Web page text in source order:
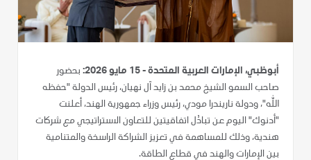
أبوظبي، الإمارات العربية المتحدة - 15 مايو 2026:
بحضور
صاحب السمو الشيخ محمد بن زايد آل نهيان، رئيس الدولة "حفظه
الله"، ودولة ناريندرا مودي، رئيس وزراء جمهورية الهند، أعلنت
"أدنوك" اليوم عن تبادُل اتفاقيتين للتعاون الاستراتيجي مع شركات
هندية، وذلك للمساهمة في تعزيز الشراكة الراسخة والمتنامية
بين الإمارات والهند في قطاع الطاقة.